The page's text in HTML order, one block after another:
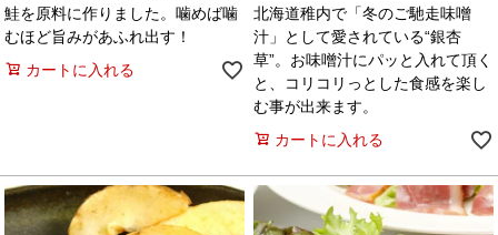
鮭を原料に作りました。噛めば噛
むほど旨みがあふれ出す！
カートに入れる
北海道稚内で「冬のご馳走味噌
汁」として愛されている“銀杏
草”。お味噌汁にパッと入れて頂く
と、コリコリっとした食感を楽し
む事が出来ます。
カートに入れる